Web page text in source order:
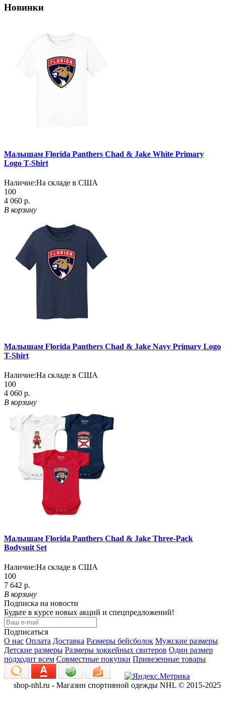
Новинки
Малышам Florida Panthers Chad & Jake White Primary
Logo T-Shirt
Наличие:На складе в США
100
4 060 р.
В корзину
Малышам Florida Panthers Chad & Jake Navy Primary Logo
T-Shirt
Наличие:На складе в США
100
4 060 р.
В корзину
Малышам Florida Panthers Chad & Jake Three-Pack
Bodysuit Set
Наличие:На складе в США
100
7 642 р.
В корзину
Подписка на новости
Будьте в курсе новых акций и спецпредложений!
Подписаться
О нас Оплата Доставка Размеры бейсболок Мужские размеры
Детские размеры Размеры хоккейных свитеров Один размер
подходит всем Совместные покупки Привезенные товары
shop-nhl.ru - Магазин спортивной одежды NHL © 2015-2025